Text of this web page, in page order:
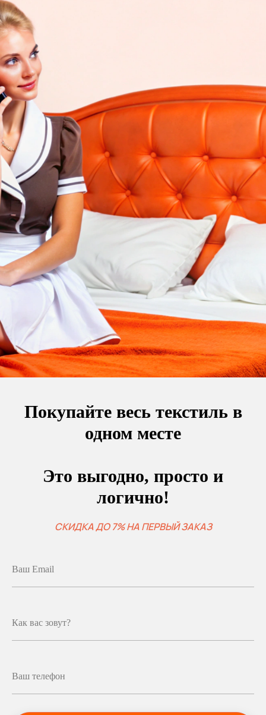
Покупайте весь текстиль в
одном месте
Это выгодно, просто и
логично!
СКИДКА ДО 7% НА ПЕРВЫЙ ЗАКАЗ
Ваш Email
Как вас зовут?
Ваш телефон